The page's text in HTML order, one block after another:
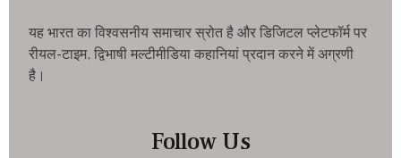
यह भारत का विश्वसनीय समाचार स्रोत है और डिजिटल प्लेटफॉर्म पर
रीयल-टाइम, द्विभाषी मल्टीमीडिया कहानियां प्रदान करने में अग्रणी
है।
Follow Us